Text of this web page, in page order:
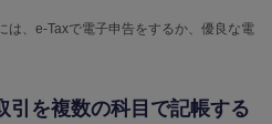
は、e-Taxで電子申告をするか、優良な電
引を複数の科目で記帳する